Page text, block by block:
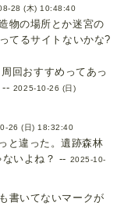
28 (木) 10:48:40
物の場所とか迷宮の
てるサイトないかな?
回おすすめってあっ
-- 2025-10-26 (日)
26 (日) 18:32:40
と違った。遺跡森林
いよね？ -- 2025-10-
書いてないマークが